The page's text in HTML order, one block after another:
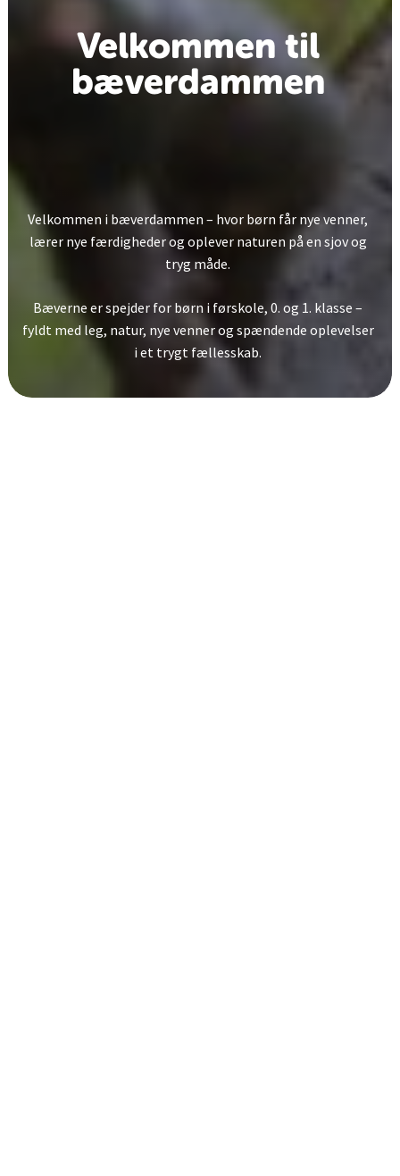
Velkommen til
bæverdammen
Velkommen i bæverdammen – hvor børn får nye venner,
lærer nye færdigheder og oplever naturen på en sjov og
tryg måde.
Bæverne er spejder for børn i førskole, 0. og 1. klasse –
fyldt med leg, natur, nye venner og spændende oplevelser
i et trygt fællesskab.